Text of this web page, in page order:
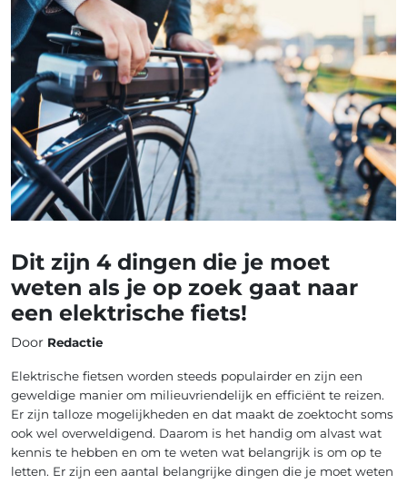
Dit zijn 4 dingen die je moet
weten als je op zoek gaat naar
een elektrische fiets!
Door Redactie
Elektrische fietsen worden steeds populairder en zijn een
geweldige manier om milieuvriendelijk en efficiënt te reizen.
Er zijn talloze mogelijkheden en dat maakt de zoektocht soms
ook wel overweldigend. Daarom is het handig om alvast wat
kennis te hebben en om te weten wat belangrijk is om op te
letten. Er zijn een aantal belangrijke dingen die je moet weten